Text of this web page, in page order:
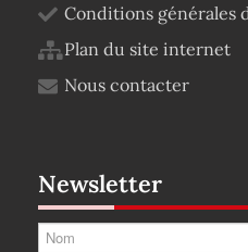
Conditions générales
Plan du site internet
Nous contacter
Newsletter